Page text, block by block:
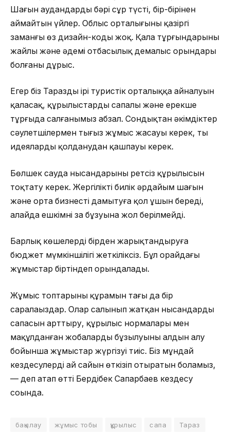
Шағын аудандардың бәрі сұр түсті, бір-бірінен
аймайтын үйлер. Облыс орталығының қазіргі
заманғы өз дизайн-коды жоқ. Қала тұрғындарының
жайлы және әдемі отбасылық демалыс орындары
болғаны дұрыс.
Егер біз Тараздың ірі туристік орталыққа айналуын
қаласақ, құрылыстарды сапалы және ерекше
тұрғыда салғанымыз абзал. Сондықтан әкімдіктер
сәулетшілермен тығыз жұмыс жасауы керек, тың
идеяларды қолданудан қашпауы керек.
Бөлшек сауда нысандарының ретсіз құрылысын
тоқтату керек. Жергілікті билік әрдайым шағын
және орта бизнесті дамытуға қол ұшын береді,
алайда ешкімнің заң бұзуына жол берілмейді.
Барлық көшелерді бірден жарықтандыруға
бюджет мүмкіншілігі жеткіліксіз. Бұл орайдағы
жұмыстар біртіндеп орындалады.
Жұмыс топтарының құрамын тағы да бір
саралаңыздар. Олар салынып жатқан нысандардың
сапасын арттыру, құрылыс нормалары мен
мақұлданған жобалардың бұзылуының алдын алу
бойынша жұмыстар жүргізуі тиіс. Біз мұндай
кездесулерді ай сайын өткізіп отыратын боламыз,
— деп атап өтті Бердібек Сапарбаев кездесу
соңында.
бақылау жұмыс тобы құрылыс сапа Тараз